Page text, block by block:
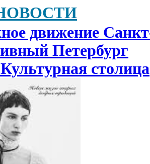
движение
Петербург
столица